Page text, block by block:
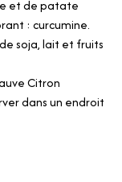
et de patate
: curcumine.
soja, lait et fruits
Citron
dans un endroit